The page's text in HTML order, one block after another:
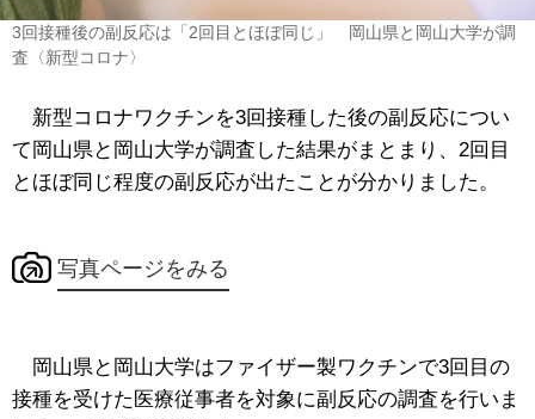
3回接種後の副反応は「2回目とほぼ同じ」 岡山県と岡山大学が調
査〈新型コロナ〉
新型コロナワクチンを3回接種した後の副反応につい
て岡山県と岡山大学が調査した結果がまとまり、2回目
とほぼ同じ程度の副反応が出たことが分かりました。
写真ページをみる
岡山県と岡山大学はファイザー製ワクチンで3回目の
接種を受けた医療従事者を対象に副反応の調査を行いま